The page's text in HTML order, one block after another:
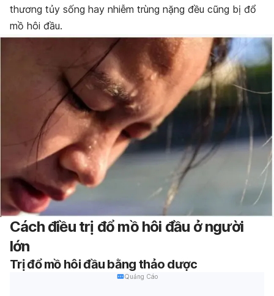
thương tủy sống hay nhiễm trùng nặng đều cũng bị đổ
mồ hôi đầu.
Cách điều trị đổ mồ hôi đầu ở người
lớn
Trị đổ mồ hôi đầu bằng thảo dược
Quảng Cáo